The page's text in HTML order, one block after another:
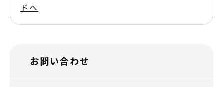
ドへ
お問い合わせ